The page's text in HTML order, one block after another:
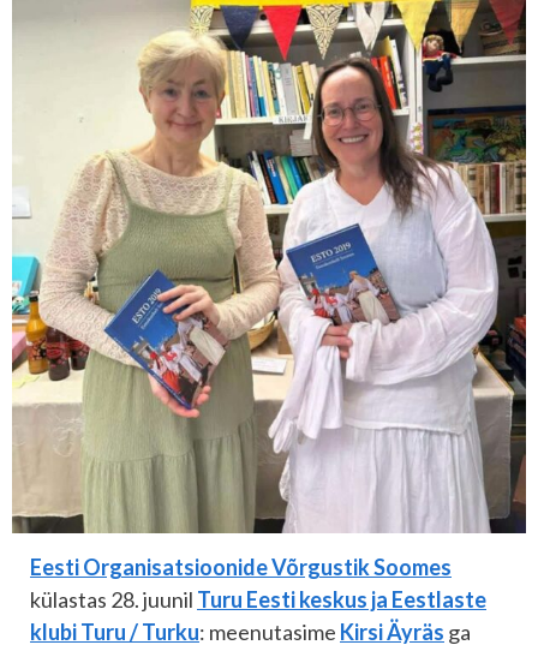
Eesti Organisatsioonide Võrgustik Soomes
külastas 28. juunil Turu Eesti keskus ja Eestlaste
klubi Turu / Turku: meenutasime Kirsi Äyräs ga